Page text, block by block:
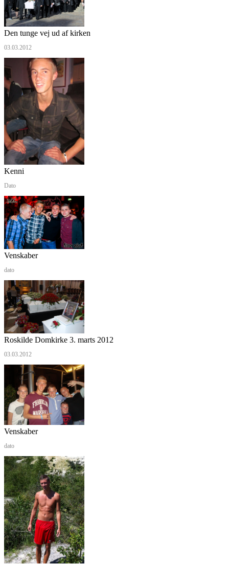
Den tunge vej ud af kirken
03.03.2012
Kenni
Dato
Venskaber
dato
Roskilde Domkirke 3. marts 2012
03.03.2012
Venskaber
dato